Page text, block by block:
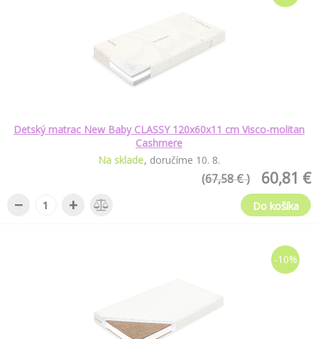
Detský matrac New Baby CLASSY 120x60x11 cm Visco-molitan
Cashmere
Na sklade doručíme 10. 8.
60,81 €
(67,58 € )
− + Do košíka
-10%